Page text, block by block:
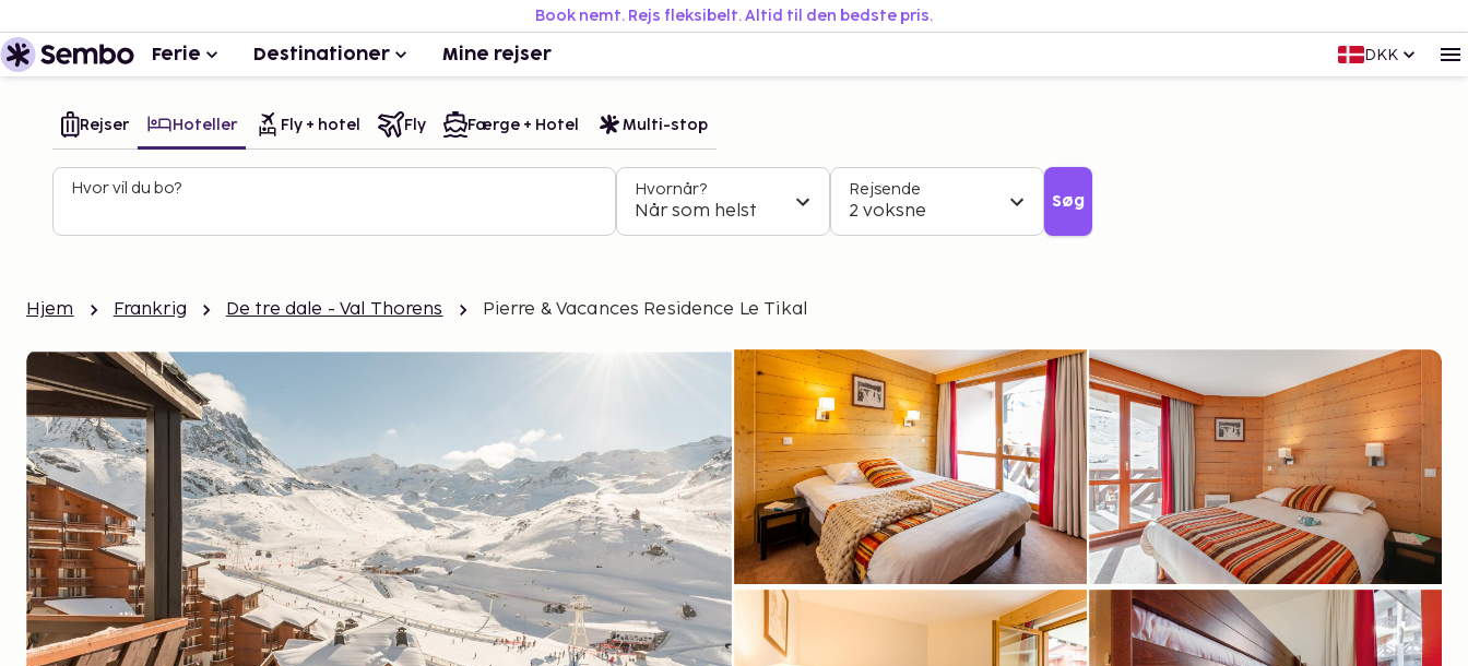
Book nemt. Rejs fleksibelt. Altid til den bedste pris.
Ferie Destinationer Mine rejser DKK
Rejser Hoteller Fly + hotel Fly Færge + Hotel Multi-stop
Hvor vil du bo? Hvornår?
Når som helst
Rejsende
2 voksne Søg
Hjem Frankrig De tre dale - Val Thorens Pierre & Vacances Residence Le Tikal